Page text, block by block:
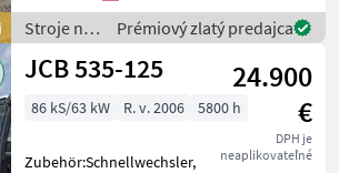
JCB Dieselmax Common
Rail (bis 2000b
Stroje na
stavbu /
JCB
Prémiový zlatý predajca
JCB 535-125
24.900
€
DPH je
neaplikovateľné
86 kS/63 kW R. v. 2006 5800 h
Zubehör:Schnellwechsler,